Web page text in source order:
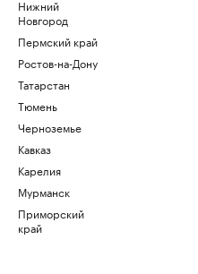
Нижний
Новгород
Пермский край
Ростов-на-Дону
Татарстан
Тюмень
Черноземье
Кавказ
Карелия
Мурманск
Приморский
край